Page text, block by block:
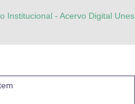
Institucional - Acervo Digital